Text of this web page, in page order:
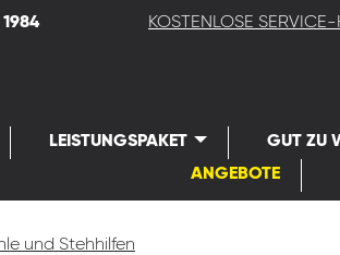
KOSTENLOSE
LEISTUNGSPAKET GUT ZU
ANGEBOTE
und Stehhilfen